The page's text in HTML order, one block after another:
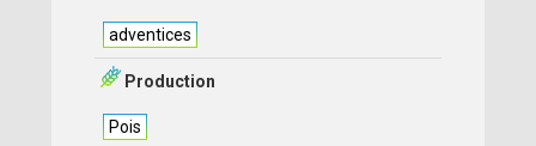
adventices
Production
Pois